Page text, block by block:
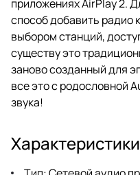
приложениях AirPlay 2.
способ добавить радио
выбором станций,
существу это
заново созданный для
все это с родословной
звука!